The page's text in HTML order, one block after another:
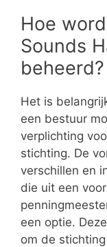
Hoe
Sounds
beheerd?
Het is
een bestuur
verplichting
stichting. De
verschillen en
die uit een
een optie.
om de